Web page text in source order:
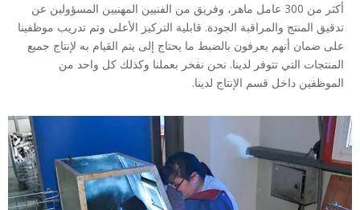
أكثر من 300 عامل ماهر، وفريق من الفنيين المهنيين المسؤولين عن
تدقيق المنتج والمراقبة الجودة. قابلية التركيز الأعلى وتم تدريب موظفينا
على ضمان أنهم يعرفون بالضبط ما يحتاج إلى يتم القيام به لإنتاج جميع
المنتجات التي تتوفر لدينا. نحن نفخر بعملنا وكذلك كل واحد من
الموظفين داخل قسم الإنتاج لدينا.